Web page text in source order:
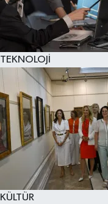
TEKNOLOJİ
KÜLTÜR